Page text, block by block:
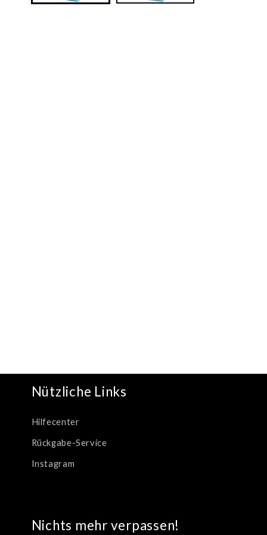
Nützliche Links
Hilfecenter
Rückgabe-Service
Instagram
Nichts mehr verpassen!